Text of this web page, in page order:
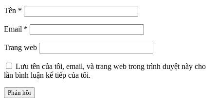
Tên *
Email *
Trang web
Lưu tên của tôi, email, và trang web trong trình duyệt này cho
lần bình luận kế tiếp của tôi.